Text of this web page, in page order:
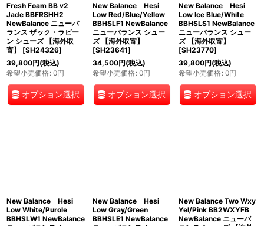
Fresh Foam BB v2
Jade BBFRSHH2
NewBalance ニューバ
ランス ザック・ラビー
ン シューズ 【海外取
寄】
[SH24326]
39,800円(税込)
希望小売価格: 0円
オプション選択
New Balance Hesi
Low Red/Blue/Yellow
BBHSLF1 NewBalance
ニューバランス シュー
ズ 【海外取寄】
[SH23641]
34,500円(税込)
希望小売価格: 0円
オプション選択
New Balance Hesi
Low Ice Blue/White
BBHSLS1 NewBalance
ニューバランス シュー
ズ 【海外取寄】
[SH23770]
39,800円(税込)
希望小売価格: 0円
オプション選択
New Balance Hesi
Low White/Purole
BBHSLW1 NewBalance
New Balance Hesi
Low Gray/Green
BBHSLE1 NewBalance
New Balance Two Wxy
Yel/Pink BB2WXYFB
NewBalance ニューバ